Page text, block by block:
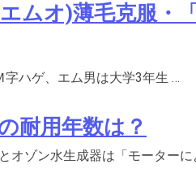
ムオ)薄毛克服・
ハゲ、エム男は大学3年生 …
耐用年数は？
オゾン水生成器は「モーターに